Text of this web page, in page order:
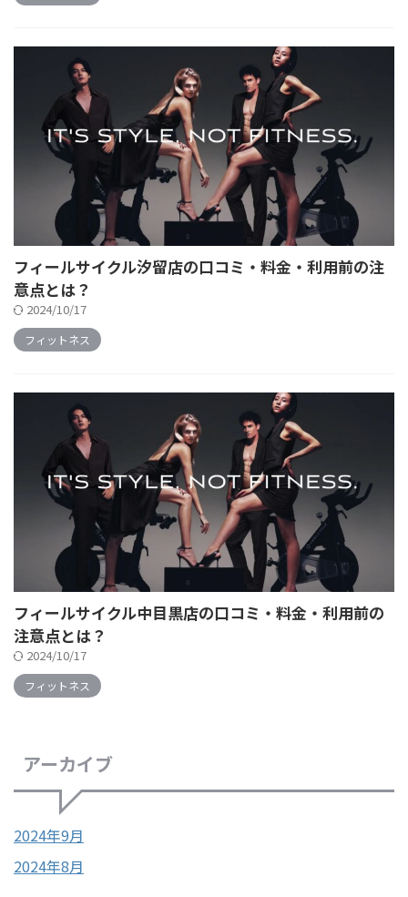
フィールサイクル汐留店の口コミ・料金・利用前の注
意点とは？
2024/10/17
フィットネス
フィールサイクル中目黒店の口コミ・料金・利用前の
注意点とは？
2024/10/17
フィットネス
アーカイブ
2024年9月
2024年8月